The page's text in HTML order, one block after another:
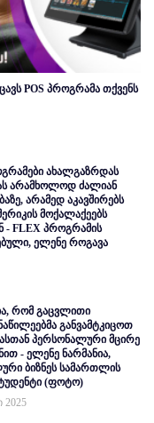
POS პროგრამა თქვენს
ახალგაზრდას
არამხოლოდ ძალიან
არამედ აკავშირებს
მოქალაქეებს
- FLEX პროგრამის
ელენე როგავა
რომ გაცვლითი
განვამტკიცოთ
პერსონალური მცირე
- ელენე ნარმანია,
ბიზნეს სამართლის
(ფოტო)
2025